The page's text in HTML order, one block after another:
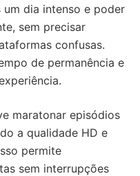
um dia intenso e poder
sem precisar
confusas.
de permanência e
maratonar episódios
a qualidade HD e
permite
sem interrupções